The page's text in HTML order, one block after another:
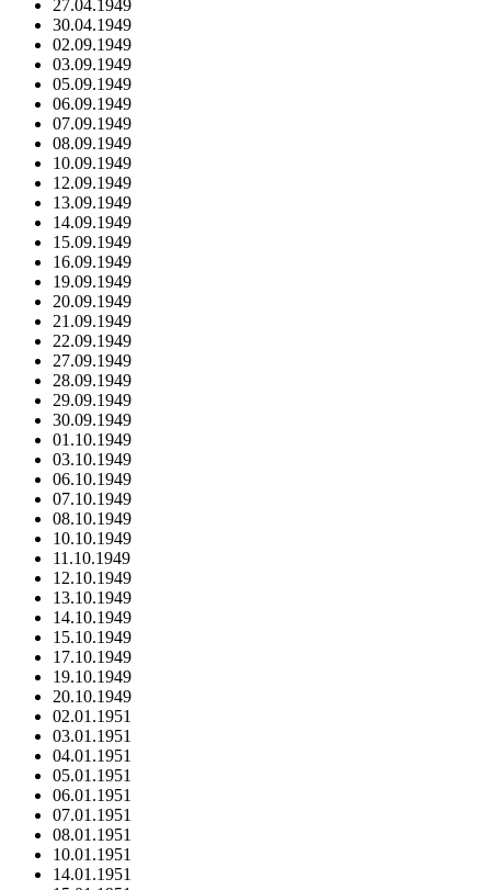
27.04.1949
30.04.1949
02.09.1949
03.09.1949
05.09.1949
06.09.1949
07.09.1949
08.09.1949
10.09.1949
12.09.1949
13.09.1949
14.09.1949
15.09.1949
16.09.1949
19.09.1949
20.09.1949
21.09.1949
22.09.1949
27.09.1949
28.09.1949
29.09.1949
30.09.1949
01.10.1949
03.10.1949
06.10.1949
07.10.1949
08.10.1949
10.10.1949
11.10.1949
12.10.1949
13.10.1949
14.10.1949
15.10.1949
17.10.1949
19.10.1949
20.10.1949
02.01.1951
03.01.1951
04.01.1951
05.01.1951
06.01.1951
07.01.1951
08.01.1951
10.01.1951
14.01.1951